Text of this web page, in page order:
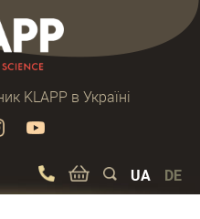
KLAPP в Україні
UA DE